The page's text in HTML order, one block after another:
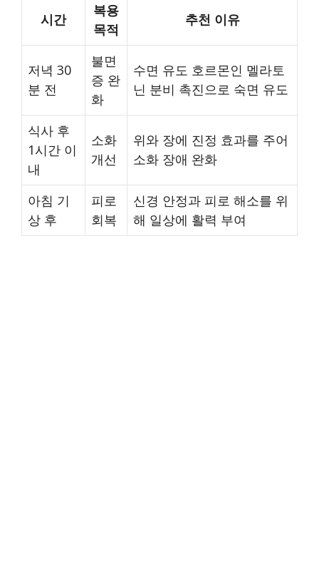
시간
복용
목적
추천 이유
저녁 30
분 전
불면
증 완
화
수면 유도 호르몬인 멜라토
닌 분비 촉진으로 숙면 유도
식사 후
1시간 이
내
소화
개선
위와 장에 진정 효과를 주어
소화 장애 완화
아침 기
상 후
피로
회복
신경 안정과 피로 해소를 위
해 일상에 활력 부여